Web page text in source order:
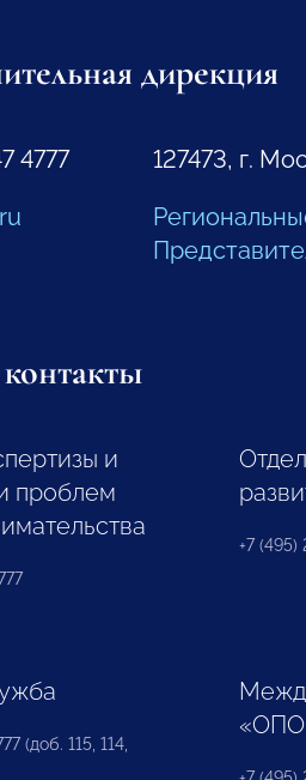
дирекция
4777
127473, г.
и
проблем
+7 (495)
(доб. 115, 114,